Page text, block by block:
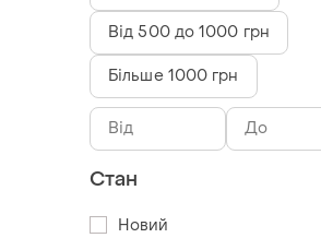
Від 500 до 1000 грн
Більше 1000 грн
Стан
Новий